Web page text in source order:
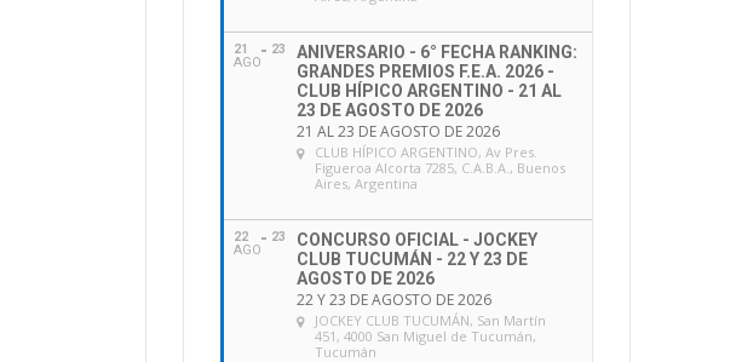
21
AGO
23
ANIVERSARIO - 6° FECHA RANKING:
GRANDES PREMIOS F.E.A. 2026 -
CLUB HÍPICO ARGENTINO - 21 AL
23 DE AGOSTO DE 2026
21 AL 23 DE AGOSTO DE 2026
CLUB HÍPICO ARGENTINO, Av Pres.
Figueroa Alcorta 7285, C.A.B.A., Buenos
Aires, Argentina
22
AGO
23
CONCURSO OFICIAL - JOCKEY
CLUB TUCUMÁN - 22 Y 23 DE
AGOSTO DE 2026
22 Y 23 DE AGOSTO DE 2026
JOCKEY CLUB TUCUMÁN, San Martín
451, 4000 San Miguel de Tucumán,
Tucumán